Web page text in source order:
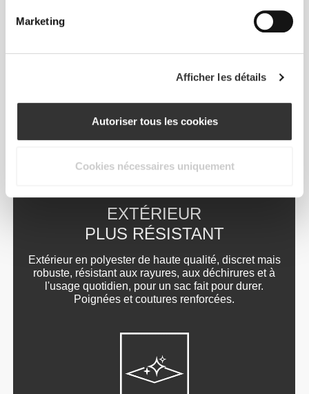
Marketing
Afficher les détails
Autoriser tous les cookies
Cookies nécessaires uniquement
Le fourre-tout Befit offre beaucoup d'espace, y
compris un compartiment pour ordinateur portable
quotidien, ta nourriture et tes snacks au même
EXTÉRIEUR
PLUS RÉSISTANT
Extérieur en polyester de haute qualité, discret mais
robuste, résistant aux rayures, aux déchirures et à
l'usage quotidien, pour un sac fait pour durer.
Poignées et coutures renforcées.